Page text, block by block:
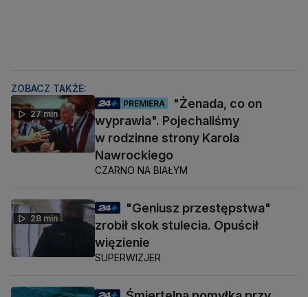
ZOBACZ TAKŻE:
27 min
PREMIERA
"Żenada, co on
wyprawia". Pojechaliśmy
w rodzinne strony Karola
Nawrockiego
CZARNO NA BIAŁYM
28 min
"Geniusz przestępstwa"
zrobił skok stulecia. Opuścił
więzienie
SUPERWIZJER